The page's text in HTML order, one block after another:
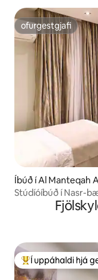
ofurgestgjafi
ofurgestgjafi
Íbúð í Al Manteqah
Stúdíóíbúð í Nasr-
Í mestu uppáhaldi
Í uppáhaldi hjá